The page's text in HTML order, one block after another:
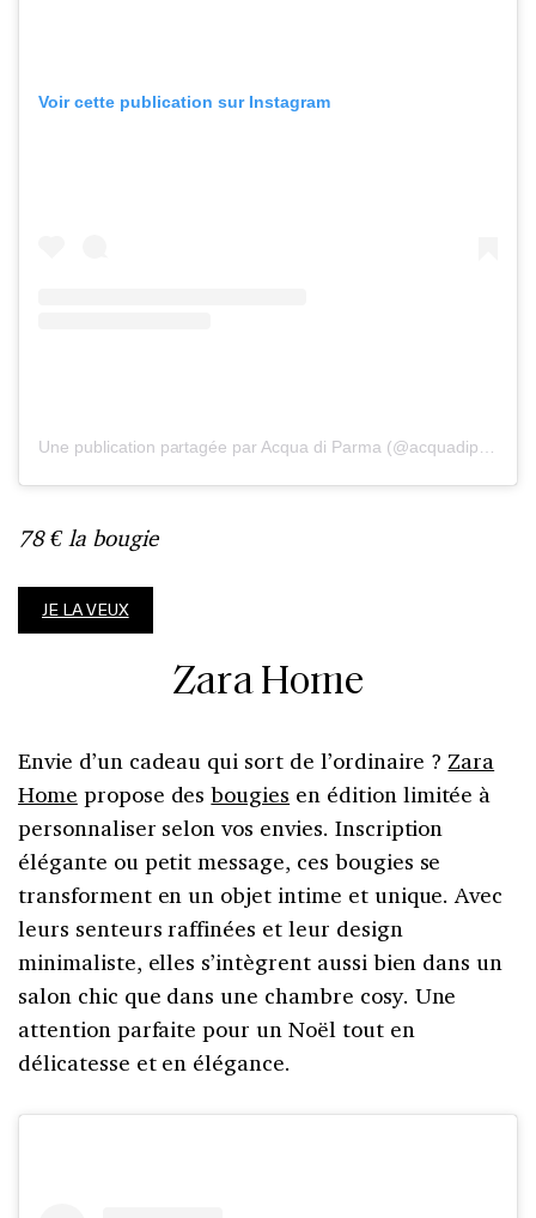
Voir cette publication sur Instagram
Une publication partagée par Acqua di Parma (@acquadiparma)
78 € la bougie
JE LA VEUX
Zara Home
Envie d’un cadeau qui sort de l’ordinaire ? Zara
Home propose desbougies en édition limitée à
personnaliser selon vos envies. Inscription
élégante ou petit message, ces bougies se
transforment en un objet intime et unique. Avec
leurs senteurs raffinées et leur design
minimaliste, elles s’intègrent aussi bien dans un
salon chic que dans une chambre cosy. Une
attention parfaite pour un Noël tout en
délicatesse et en élégance.